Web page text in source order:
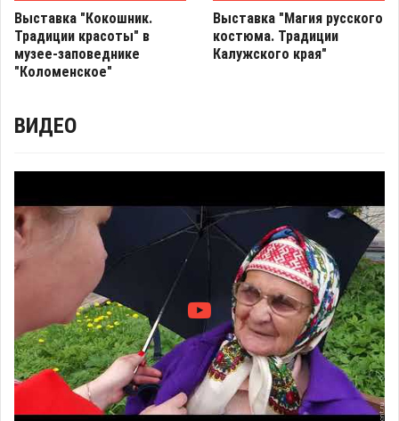
Выставка "Кокошник.
Традиции красоты" в
музее-заповеднике
"Коломенское"
Выставка "Магия русского
костюма. Традиции
Калужского края"
ВИДЕО